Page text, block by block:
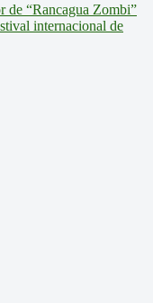
de “Rancagua Zombi”
internacional de